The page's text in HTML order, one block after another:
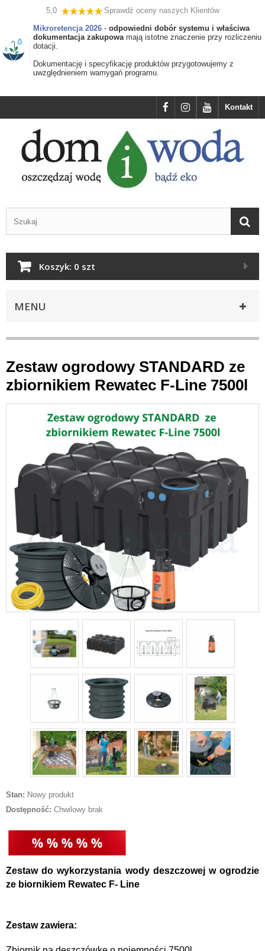
5,0
Sprawdź oceny naszych Klientów
Mikroretencja 2026 - odpowiedni dobór systemu i właściwa
dokumentacja zakupowamają istotne znaczenie przy rozliczeniu
dotacji.
Dokumentację i specyfikację produktów przygotowujemy z
uwzględnieniem wamygań programu.
Kontakt
Koszyk: 0 szt
MENU
Zestaw ogrodowy STANDARD ze
zbiornikiem Rewatec F-Line 7500l
Stan: Nowy produkt
Dostępność: Chwilowy brak
Zestaw do wykorzystania wody deszczowej w ogrodzie
ze biornikiem Rewatec F- Line
Zestaw zawiera: